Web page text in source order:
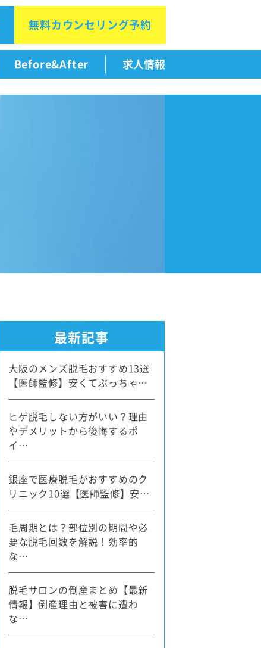
無料カウンセリング予約
Before&After 求人情報
最新記事
大阪のメンズ脱毛おすすめ13選
【医師監修】安くてぶっちゃ…
ヒゲ脱毛しない方がいい？理由
やデメリットから後悔するポ
イ…
銀座で医療脱毛がおすすめのク
リニック10選【医師監修】安…
毛周期とは？部位別の期間や必
要な脱毛回数を解説！効率的
な…
脱毛サロンの倒産まとめ【最新
情報】倒産理由と被害に遭わ
な…